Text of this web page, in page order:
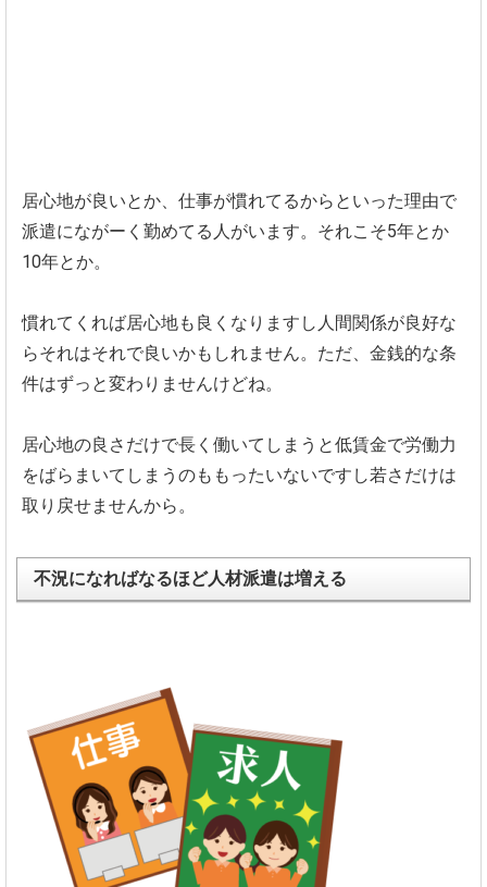
居心地が良いとか、仕事が慣れてるからといった理由で
派遣にながーく勤めてる人がいます。それこそ5年とか
10年とか。
慣れてくれば居心地も良くなりますし人間関係が良好な
らそれはそれで良いかもしれません。ただ、金銭的な条
件はずっと変わりませんけどね。
居心地の良さだけで長く働いてしまうと低賃金で労働力
をばらまいてしまうのももったいないですし若さだけは
取り戻せませんから。
不況になればなるほど人材派遣は増える